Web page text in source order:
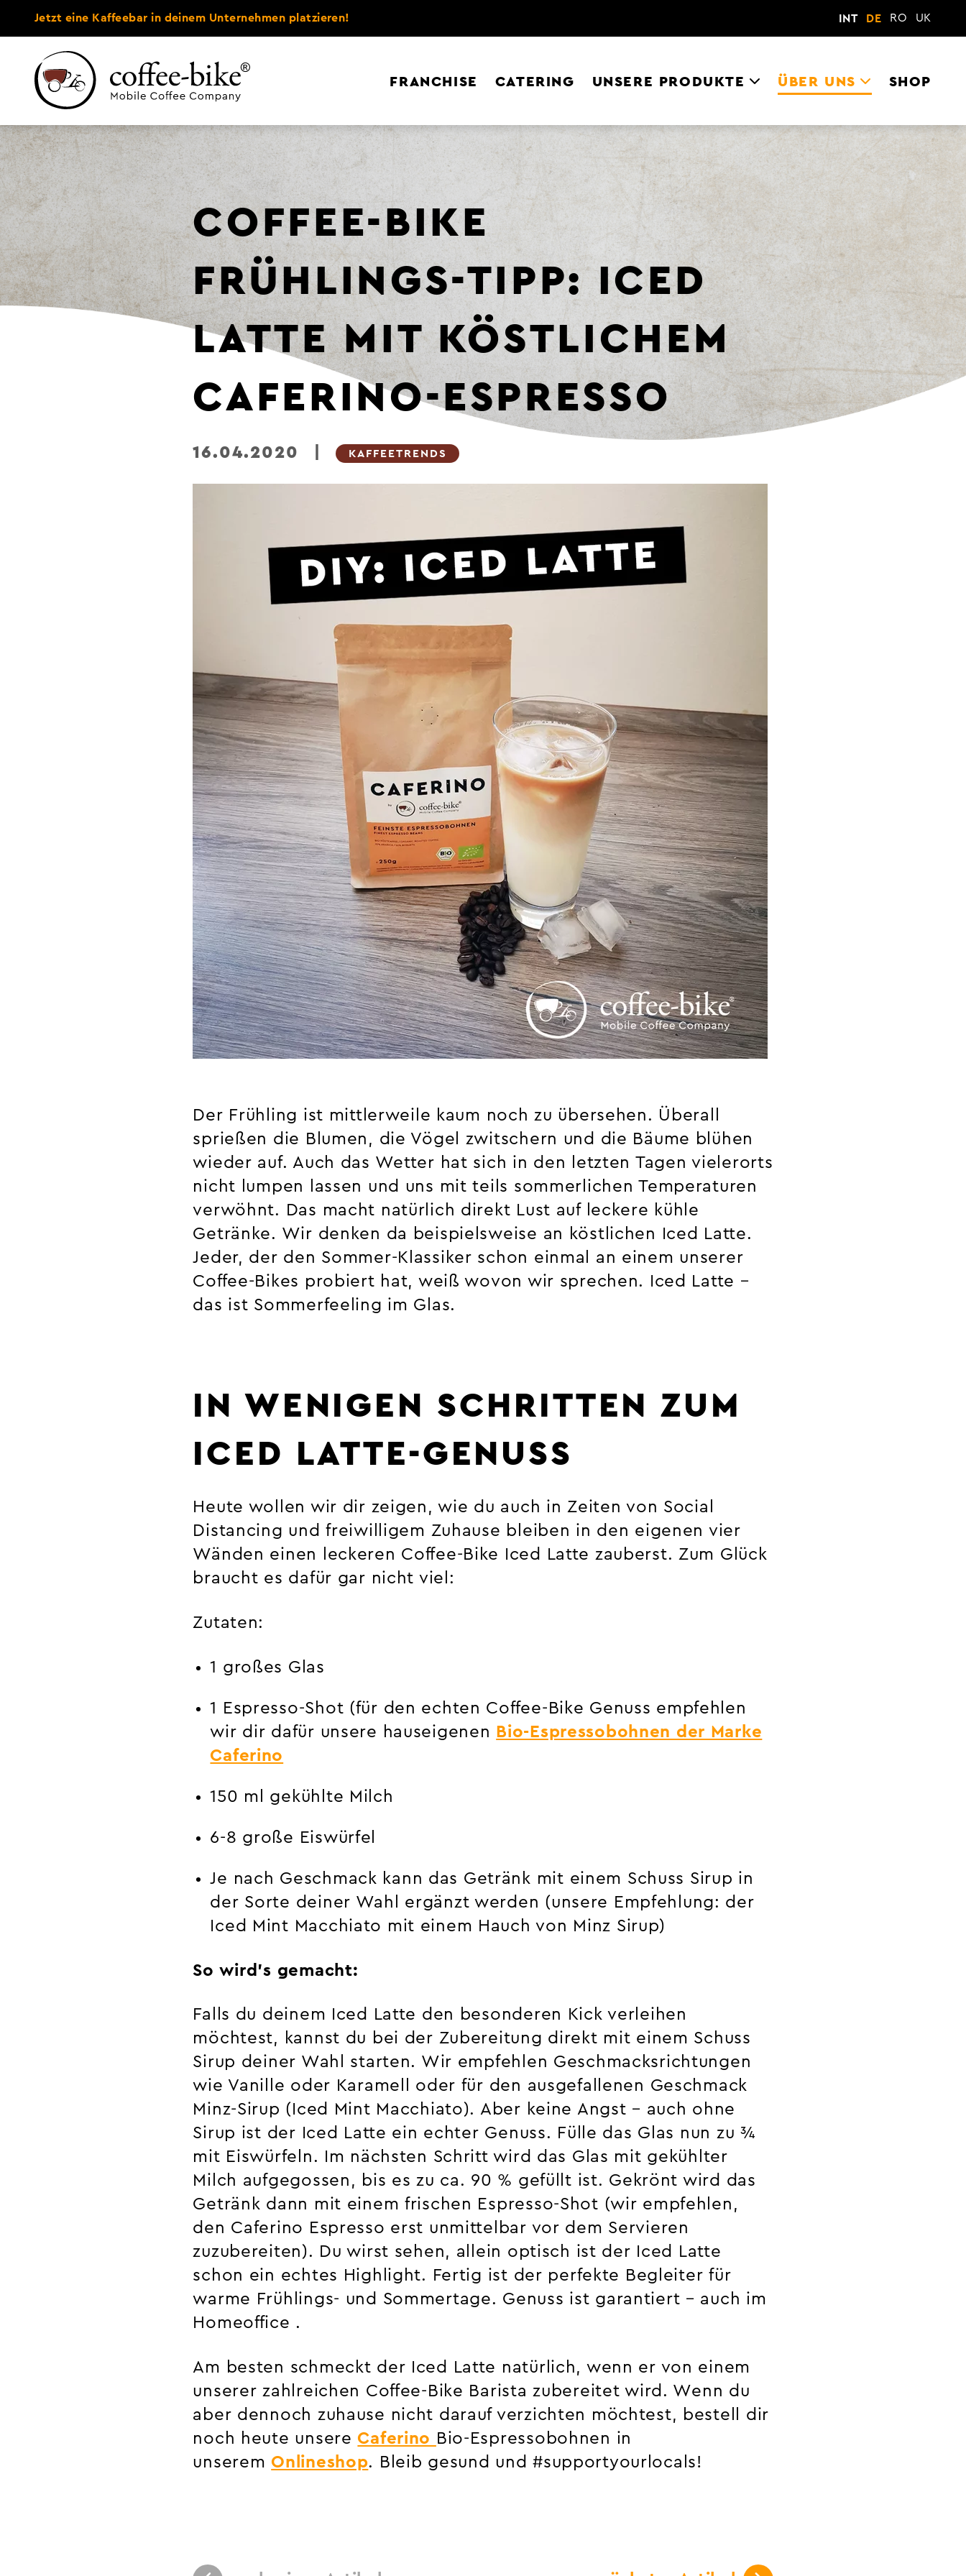
Jetzt eine Kaffeebar in deinem Unternehmen platzieren! INT DE RO UK
FRANCHISE CATERING UNSERE PRODUKTE ÜBER UNS SHOP
COFFEE-BIKE
FRÜHLINGS-TIPP: ICED
LATTE MIT KÖSTLICHEM
CAFERINO-ESPRESSO
16.04.2020 KAFFEETRENDS
Der Frühling ist mittlerweile kaum noch zu übersehen. Überall
sprießen die Blumen, die Vögel zwitschern und die Bäume blühen
wieder auf. Auch das Wetter hat sich in den letzten Tagen vielerorts
nicht lumpen lassen und uns mit teils sommerlichen Temperaturen
verwöhnt. Das macht natürlich direkt Lust auf leckere kühle
Getränke. Wir denken da beispielsweise an köstlichen Iced Latte.
Jeder, der den Sommer-Klassiker schon einmal an einem unserer
Coffee-Bikes probiert hat, weiß wovon wir sprechen. Iced Latte –
das ist Sommerfeeling im Glas.
IN WENIGEN SCHRITTEN ZUM
ICED LATTE-GENUSS
Heute wollen wir dir zeigen, wie du auch in Zeiten von Social
Distancing und freiwilligem Zuhause bleiben in den eigenen vier
Wänden einen leckeren Coffee-Bike Iced Latte zauberst. Zum Glück
braucht es dafür gar nicht viel:
Zutaten:
1 großes Glas
1 Espresso-Shot (für den echten Coffee-Bike Genuss empfehlen
wir dir dafür unsere hauseigenen
Bio-Espressobohnen der Marke
Caferino
150 ml gekühlte Milch
6-8 große Eiswürfel
Je nach Geschmack kann das Getränk mit einem Schuss Sirup in
der Sorte deiner Wahl ergänzt werden (unsere Empfehlung: der
Iced Mint Macchiato mit einem Hauch von Minz Sirup)
So wird’s gemacht:
Falls du deinem Iced Latte den besonderen Kick verleihen
möchtest, kannst du bei der Zubereitung direkt mit einem Schuss
Sirup deiner Wahl starten. Wir empfehlen Geschmacksrichtungen
wie Vanille oder Karamell oder für den ausgefallenen Geschmack
Minz-Sirup (Iced Mint Macchiato). Aber keine Angst – auch ohne
Sirup ist der Iced Latte ein echter Genuss. Fülle das Glas nun zu ¾
mit Eiswürfeln. Im nächsten Schritt wird das Glas mit gekühlter
Milch aufgegossen, bis es zu ca. 90 % gefüllt ist. Gekrönt wird das
Getränk dann mit einem frischen Espresso-Shot (wir empfehlen,
den Caferino Espresso erst unmittelbar vor dem Servieren
zuzubereiten). Du wirst sehen, allein optisch ist der Iced Latte
schon ein echtes Highlight. Fertig ist der perfekte Begleiter für
warme Frühlings- und Sommertage. Genuss ist garantiert – auch im
Homeoffice .
Am besten schmeckt der Iced Latte natürlich, wenn er von einem
unserer zahlreichen Coffee-Bike Barista zubereitet wird. Wenn du
aber dennoch zuhause nicht darauf verzichten möchtest, bestell dir
noch heute unsere Caferino Bio-Espressobohnen in
unserem Onlineshop. Bleib gesund und #supportyourlocals!